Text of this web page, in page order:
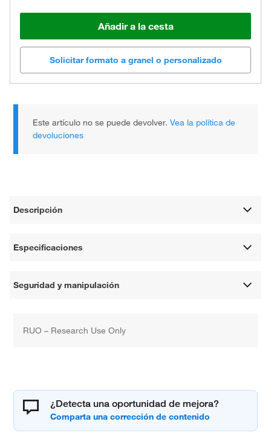
Añadir a la cesta
Solicitar formato a granel o personalizado
Este artículo no se puede devolver.Vea la política de
devoluciones
Descripción
Especificaciones
Seguridad y manipulación
RUO – Research Use Only
¿Detecta una oportunidad de mejora?